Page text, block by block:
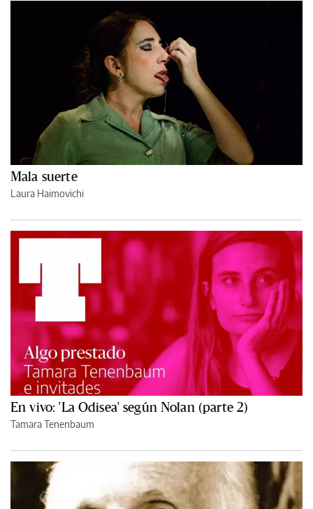
Mala suerte
Laura Haimovichi
En vivo: 'La Odisea' según Nolan (parte 2)
Tamara Tenenbaum